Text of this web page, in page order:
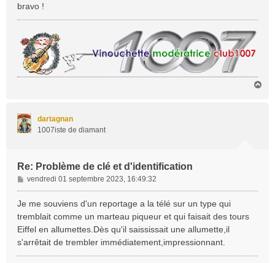
bravo !
dartagnan
1007iste de diamant
Re: Problème de clé et d'identification
M
e
s
g
e
vendredi 01 septembre 2023, 16:49:32
Je me souviens d'un reportage a la télé sur un type qui
tremblait comme un marteau piqueur et qui faisait des tours
Eiffel en allumettes.Dès qu'il saississait une allumette,il
s'arrêtait de trembler immédiatement,impressionnant.